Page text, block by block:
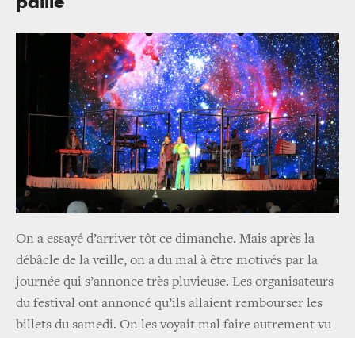
On a essayé d’arriver tôt ce dimanche. Mais après la
débâcle de la veille, on a du mal à être motivés par la
journée qui s’annonce très pluvieuse. Les organisateurs
du festival ont annoncé qu’ils allaient rembourser les
billets du samedi. On les voyait mal faire autrement vu